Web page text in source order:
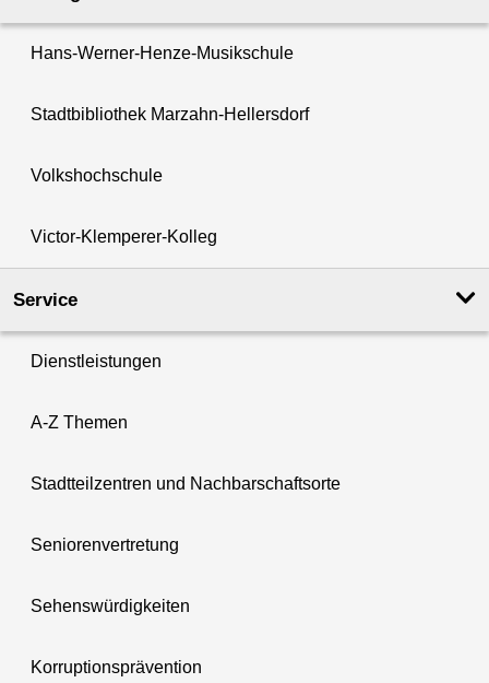
Hans-Werner-Henze-Musikschule
Stadtbibliothek Marzahn-Hellersdorf
Volkshochschule
Victor-Klemperer-Kolleg
Service
Dienstleistungen
A-Z Themen
Stadtteilzentren und Nachbarschaftsorte
Seniorenvertretung
Sehenswürdigkeiten
Korruptionsprävention